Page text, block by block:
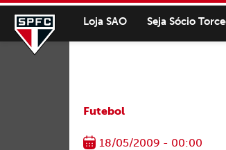
Loja SAO Seja Sócio
Futebol
18/05/2009 - 00:00